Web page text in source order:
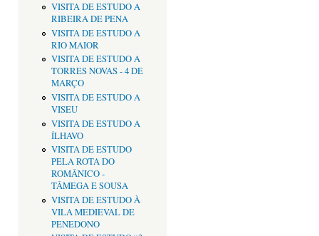
VISITA DE ESTUDO A
RIBEIRA DE PENA
VISITA DE ESTUDO A
RIO MAIOR
VISITA DE ESTUDO A
TORRES NOVAS - 4 DE
MARÇO
VISITA DE ESTUDO A
VISEU
VISITA DE ESTUDO A
ÍLHAVO
VISITA DE ESTUDO
PELA ROTA DO
ROMÂNICO -
TÂMEGA E SOUSA
VISITA DE ESTUDO À
VILA MEDIEVAL DE
PENEDONO